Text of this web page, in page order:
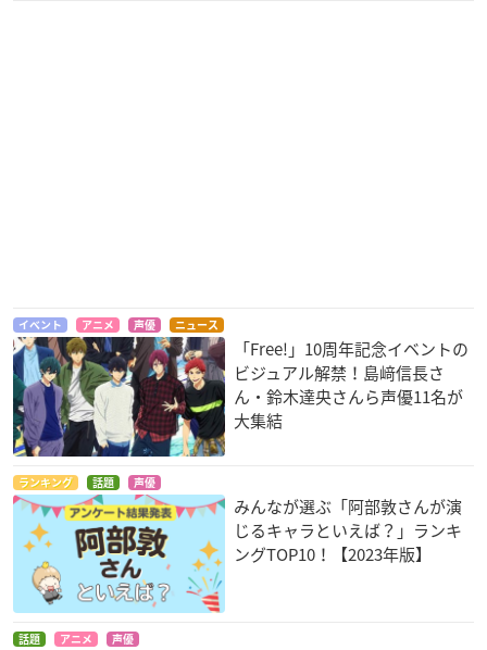
イベント アニメ 声優 ニュース
「Free!」10周年記念イベントの
ビジュアル解禁！島﨑信長さ
ん・鈴木達央さんら声優11名が
大集結
ランキング 話題 声優
みんなが選ぶ「阿部敦さんが演
じるキャラといえば？」ランキ
ングTOP10！【2023年版】
話題 アニメ 声優